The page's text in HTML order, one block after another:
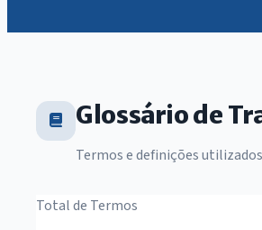
Glossário de
Termos e definições
Total de Termos